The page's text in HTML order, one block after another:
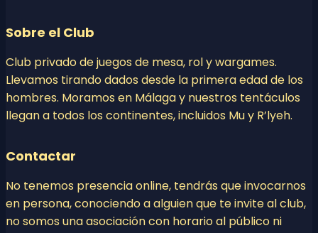
Sobre el Club
Club privado de juegos de mesa, rol y wargames.
Llevamos tirando dados desde la primera edad de los
hombres. Moramos en Málaga y nuestros tentáculos
llegan a todos los continentes, incluidos Mu y R’lyeh.
Contactar
No tenemos presencia online, tendrás que invocarnos
en persona, conociendo a alguien que te invite al club,
no somos una asociación con horario al público ni